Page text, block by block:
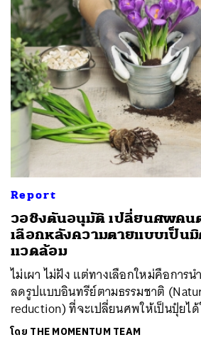
Report
วอชิงตันอนุมัติ เปลี่ยนศพคน
เลือกหลังความตายแบบเป็น
แวดล้อม
ไม่เผา ไม่ฝัง แต่ทางเลือกใหม่คือการ
ลดรูปแบบอินทรีย์ตามธรรมชาติ
reduction) ที่จะเปลี่ยนศพให้เป็นปุ๋ยไ
โดย THE MOMENTUM TEAM